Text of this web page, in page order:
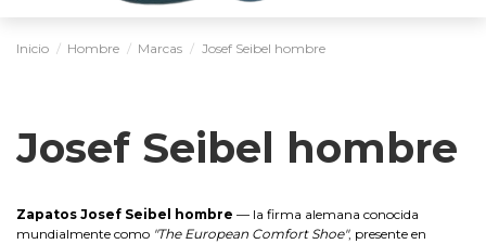
Inicio Hombre Marcas Josef Seibel hombre
Josef Seibel hombre
Zapatos Josef Seibel hombre — la firma alemana conocida
mundialmente como "The European Comfort Shoe", presente en